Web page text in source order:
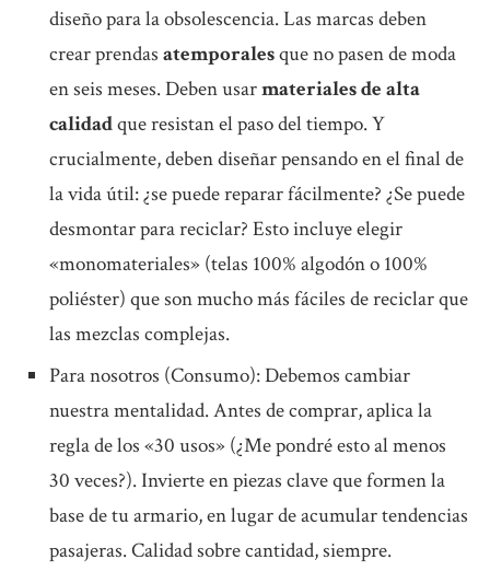
diseño para la obsolescencia. Las marcas deben
crear prendas atemporalesque no pasen de moda
en seis meses. Deben usarmateriales de alta
calidadque resistan el paso del tiempo. Y
crucialmente, deben diseñar pensando en el final de
la vida útil: ¿se puede reparar fácilmente? ¿Se puede
desmontar para reciclar? Esto incluye elegir
«monomateriales» (telas 100% algodón o 100%
poliéster) que son mucho más fáciles de reciclar que
las mezclas complejas.
Para nosotros (Consumo): Debemos cambiar
nuestra mentalidad. Antes de comprar, aplica la
regla de los «30 usos» (¿Me pondré esto al menos
30 veces?). Invierte en piezas clave que formen la
base de tu armario, en lugar de acumular tendencias
pasajeras. Calidad sobre cantidad, siempre.